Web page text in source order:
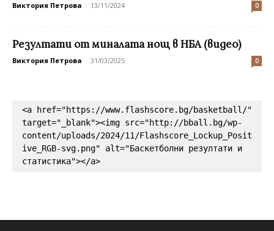
Виктория Петрова - 13/11/2024 0
Резултати от миналата нощ в НБА (видео)
Виктория Петрова - 31/03/2025 0
<a href="https://www.flashscore.bg/basketball/"
target="_blank"><img src="http://bball.bg/wp-
content/uploads/2024/11/Flashscore_Lockup_Posit
ive_RGB-svg.png" alt="Баскетболни резултати и
статистика"></a>